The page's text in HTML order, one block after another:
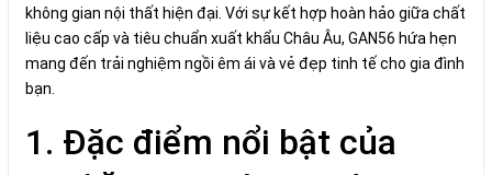
không gian nội thất hiện đại. Với sự kết hợp hoàn hảo giữa chất
liệu cao cấp và tiêu chuẩn xuất khẩu Châu Âu, GAN56 hứa hẹn
mang đến trải nghiệm ngồi êm ái và vẻ đẹp tinh tế cho gia đình
bạn.
1. Đặc điểm nổi bật của